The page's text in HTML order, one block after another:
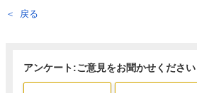
戻る
アンケート:ご意見をお聞かせください